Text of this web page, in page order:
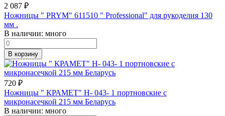
2 087 ₽
Ножницы " PRYM" 611510 " Professional" для рукоделия 130
мм .
В наличии: много
В корзину
720 ₽
Ножницы " КРАМЕТ" Н- 043- 1 портновские с
микронасечкой 215 мм Беларусь
В наличии: много